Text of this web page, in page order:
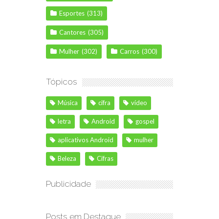
Esportes (313)
Cantores (305)
Mulher (302) Carros (300)
Tópicos
Música cifra vídeo
letra Android gospel
aplicativos Android mulher
Beleza Cifras
Publicidade
Posts em Destaque